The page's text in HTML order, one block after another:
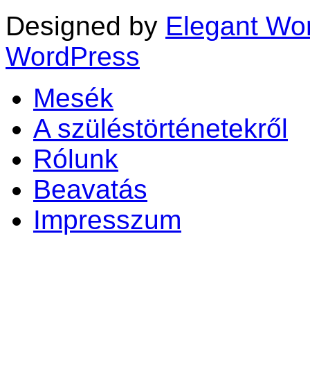
Designed by Elegant
WordPress
Mesék
A szüléstörténetekről
Rólunk
Beavatás
Impresszum